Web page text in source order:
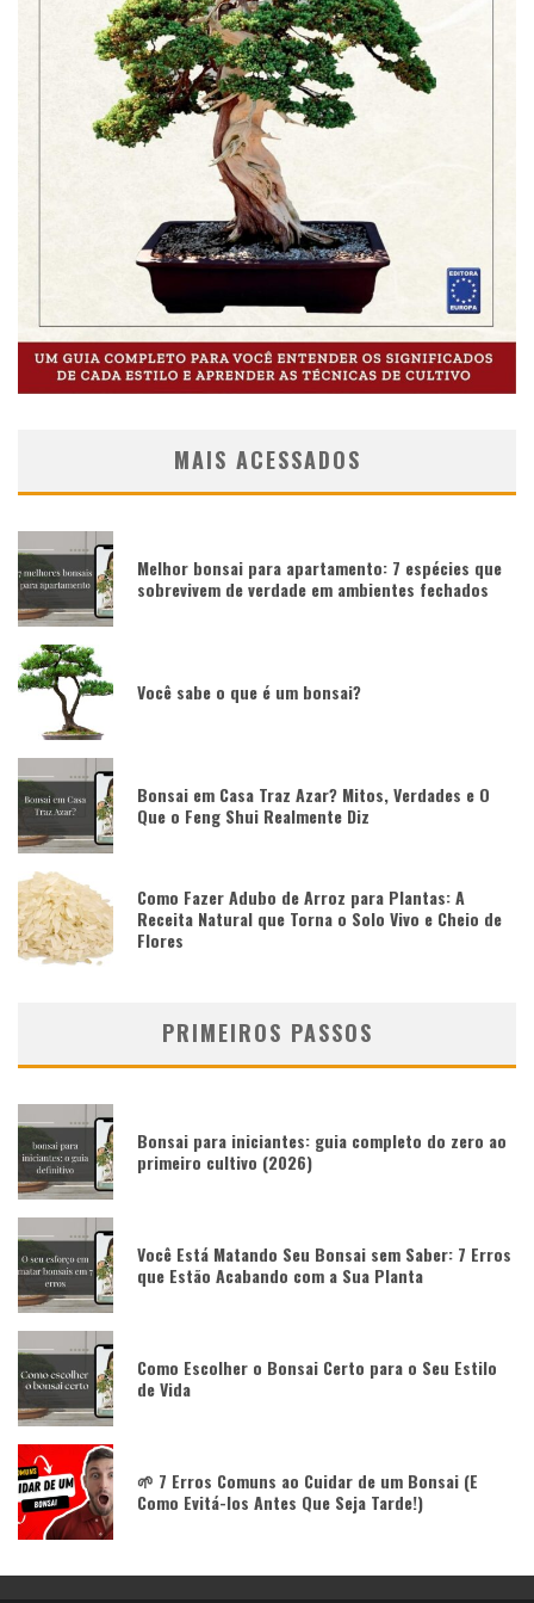
MAIS ACESSADOS
Melhor bonsai para apartamento: 7 espécies que
sobrevivem de verdade em ambientes fechados
Você sabe o que é um bonsai?
Bonsai em Casa Traz Azar? Mitos, Verdades e O
Que o Feng Shui Realmente Diz
Como Fazer Adubo de Arroz para Plantas: A
Receita Natural que Torna o Solo Vivo e Cheio de
Flores
PRIMEIROS PASSOS
Bonsai para iniciantes: guia completo do zero ao
primeiro cultivo (2026)
Você Está Matando Seu Bonsai sem Saber: 7 Erros
que Estão Acabando com a Sua Planta
Como Escolher o Bonsai Certo para o Seu Estilo
de Vida
🌱 7 Erros Comuns ao Cuidar de um Bonsai (E
Como Evitá-los Antes Que Seja Tarde!)